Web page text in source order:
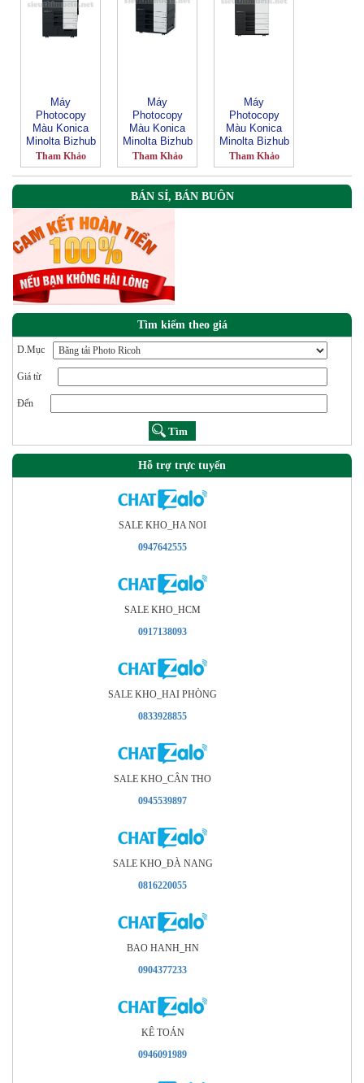
Máy
Photocopy
Màu Konica
Minolta Bizhub
C754e
Tham Khảo
Máy
Photocopy
Màu Konica
Minolta Bizhub
C454e
Tham Khảo
Máy
Photocopy
Màu Konica
Minolta Bizhub
C224e
Tham Khảo
BÁN SỈ, BÁN BUÔN
Tìm kiếm theo giá
D.Mục
Giá từ
Đến
Hỗ trợ trực tuyến
SALE KHO_HA NOI
0947642555
SALE KHO_HCM
0917138093
SALE KHO_HAI PHÒNG
0833928855
SALE KHO_CÂN THO
0945539897
SALE KHO_ÐÀ NANG
0816220055
BAO HANH_HN
0904377233
KÊ TOÁN
0946091989